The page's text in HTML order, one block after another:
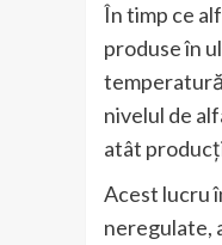
În timp ce
produse în
nivelul de
atât
Acest lucru
neregulate,